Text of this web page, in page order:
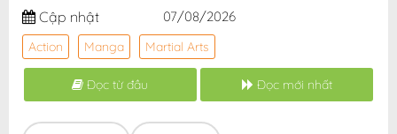
Cập nhật 07/08/2026
Action Manga Martial Arts
Đọc từ đầu Đọc mới nhất